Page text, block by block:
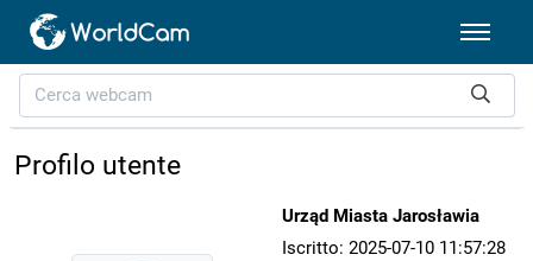
Profilo utente
Urząd Miasta Jarosławia
Iscritto: 2025-07-10 11:57:28